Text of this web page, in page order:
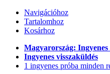
Navigációhoz
Tartalomhoz
Kosárhoz
Magyarország:
Ingyenes visszaküldés
1 ingyenes próba minden